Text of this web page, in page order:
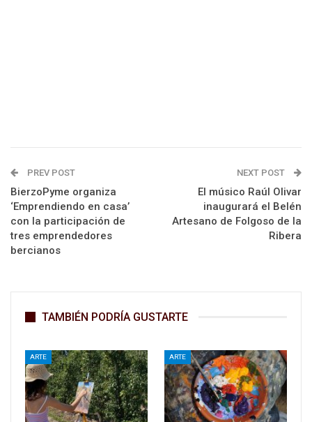
PREV POST
BierzoPyme organiza
‘Emprendiendo en casa’
con la participación de
tres emprendedores
bercianos
NEXT POST
El músico Raúl Olivar
inaugurará el Belén
Artesano de Folgoso de la
Ribera
TAMBIÉN PODRÍA GUSTARTE
ARTE ARTE